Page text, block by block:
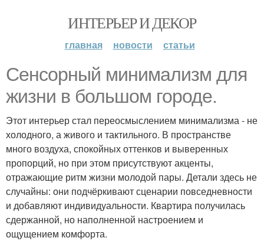
ИНТЕРЬЕР И ДЕКОР
главная новости статьи
Сенсорный минимализм для
жизни в большом городе.
Этот интерьер стал переосмыслением минимализма - не
холодного, а живого и тактильного. В пространстве
много воздуха, спокойных оттенков и выверенных
пропорций, но при этом присутствуют акценты,
отражающие ритм жизни молодой пары. Детали здесь не
случайны: они подчёркивают сценарии повседневности
и добавляют индивидуальности. Квартира получилась
сдержанной, но наполненной настроением и
ощущением комфорта.